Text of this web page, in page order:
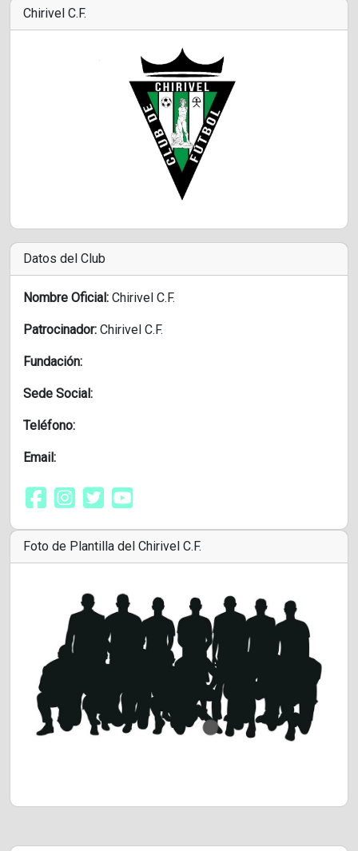
Chirivel C.F.
Datos del Club
Nombre Oficial: Chirivel C.F.
Patrocinador: Chirivel C.F.
Fundación:
Sede Social:
Teléfono:
Email:
Foto de Plantilla del Chirivel C.F.